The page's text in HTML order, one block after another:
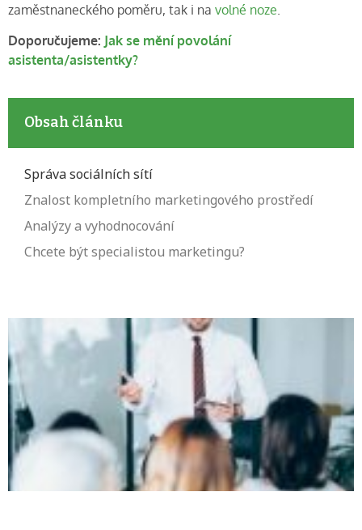
zaměstnaneckého poměru, tak i na volné noze
Doporučujeme: Jak se mění povolání
asistenta/asistentky?
Obsah článku
Správa sociálních sítí
Znalost kompletního marketingového prostředí
Analýzy a vyhodnocování
Chcete být specialistou marketingu?